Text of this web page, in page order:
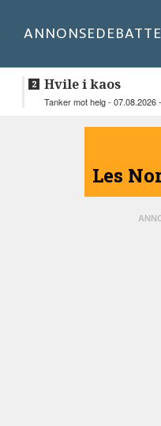
ANNONSEDEBATT
Hvile i kaos
Tanker mot helg - 07.08.2026
Les